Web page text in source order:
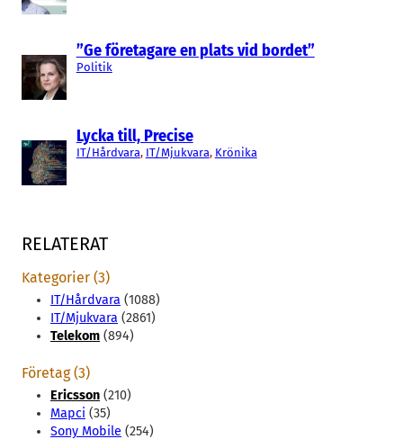
”Ge företagare en plats vid bordet”
Politik
Lycka till, Precise
IT/Hårdvara, IT/Mjukvara, Krönika
RELATERAT
Kategorier (3)
IT/Hårdvara (1088)
IT/Mjukvara (2861)
Telekom (894)
Företag (3)
Ericsson (210)
Mapci (35)
Sony Mobile (254)